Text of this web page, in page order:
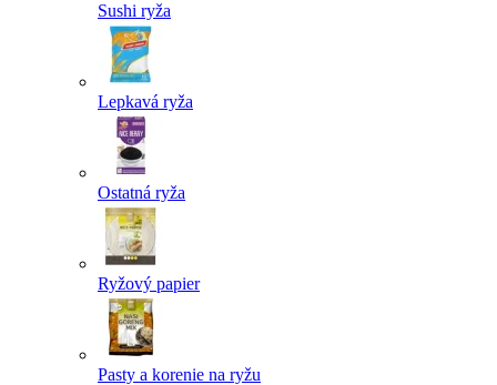
Sushi ryža
Lepkavá ryža
Ostatná ryža
Ryžový papier
Pasty a korenie na ryžu